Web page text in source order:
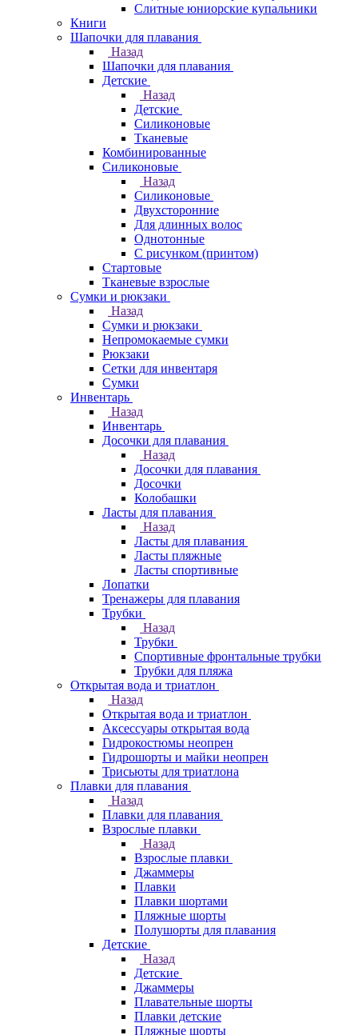
Слитные юниорские купальники
Книги
Шапочки для плавания
Назад
Шапочки для плавания
Детские
Назад
Детские
Силиконовые
Тканевые
Комбинированные
Силиконовые
Назад
Силиконовые
Двухсторонние
Для длинных волос
Однотонные
С рисунком (принтом)
Стартовые
Тканевые взрослые
Сумки и рюкзаки
Назад
Сумки и рюкзаки
Непромокаемые сумки
Рюкзаки
Сетки для инвентаря
Сумки
Инвентарь
Назад
Инвентарь
Досочки для плавания
Назад
Досочки для плавания
Досочки
Колобашки
Ласты для плавания
Назад
Ласты для плавания
Ласты пляжные
Ласты спортивные
Лопатки
Тренажеры для плавания
Трубки
Назад
Трубки
Спортивные фронтальные трубки
Трубки для пляжа
Открытая вода и триатлон
Назад
Открытая вода и триатлон
Аксессуары открытая вода
Гидрокостюмы неопрен
Гидрошорты и майки неопрен
Трисьюты для триатлона
Плавки для плавания
Назад
Плавки для плавания
Взрослые плавки
Назад
Взрослые плавки
Джаммеры
Плавки
Плавки шортами
Пляжные шорты
Полушорты для плавания
Детские
Назад
Детские
Джаммеры
Плавательные шорты
Плавки детские
Пляжные шорты